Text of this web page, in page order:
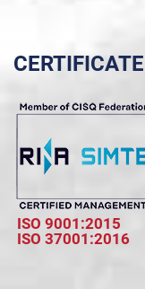
CERTIFICATE
ISO 9001:2015
ISO 37001:2016